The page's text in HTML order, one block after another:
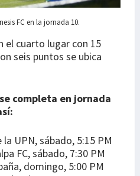
FC en la jornada 10.
el cuarto lugar con 15
seis puntos se ubica
completa en jornada
UPN, sábado, 5:15 PM
FC, sábado, 7:30 PM
domingo, 5:00 PM